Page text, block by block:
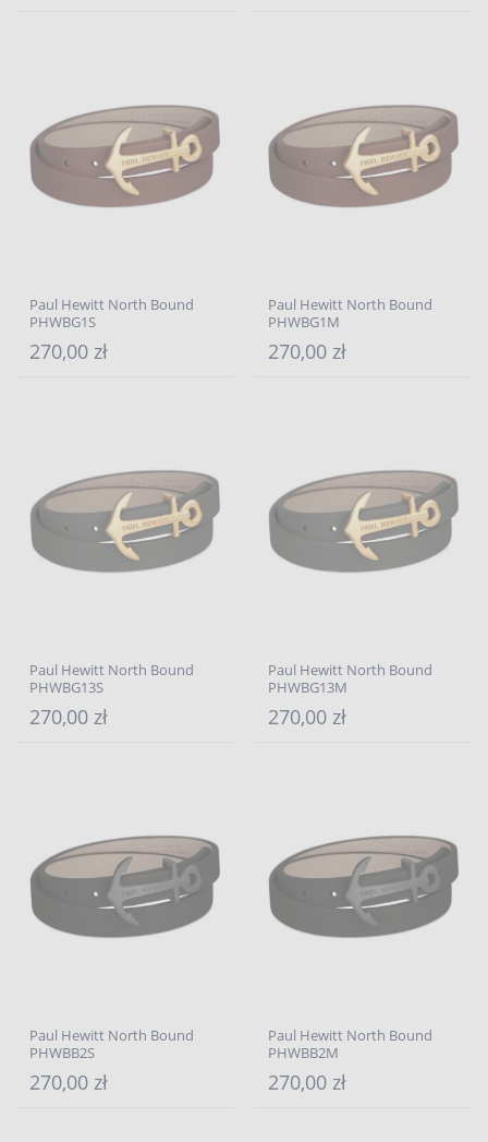
Paul Hewitt North Bound
PHWBG1S
270,00 zł
Paul Hewitt North Bound
PHWBG1M
270,00 zł
Paul Hewitt North Bound
PHWBG13S
270,00 zł
Paul Hewitt North Bound
PHWBG13M
270,00 zł
Paul Hewitt North Bound
PHWBB2S
270,00 zł
Paul Hewitt North Bound
PHWBB2M
270,00 zł